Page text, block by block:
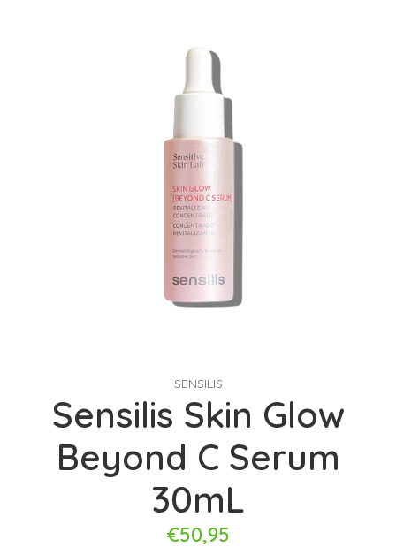
SENSILIS
Sensilis Skin Glow
Beyond C Serum
30mL
€50,95